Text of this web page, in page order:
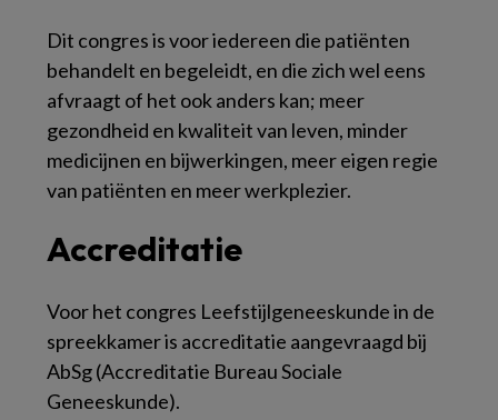
Dit congres is voor iedereen die patiënten
behandelt en begeleidt, en die zich wel eens
afvraagt of het ook anders kan; meer
gezondheid en kwaliteit van leven, minder
medicijnen en bijwerkingen, meer eigen regie
van patiënten en meer werkplezier.
Accreditatie
Voor het congres Leefstijlgeneeskunde in de
spreekkamer is accreditatie aangevraagd bij
AbSg (Accreditatie Bureau Sociale
Geneeskunde).